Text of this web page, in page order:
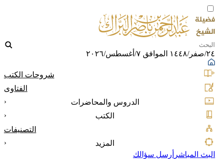
٢٤/صفر/١٤٤٨ الموافق ٧/أغسطس/٢٠٢٦
شروحات الكتب
الفتاوى
الدروس والمحاضرات
‹
الكتب
‹
التصنيفات
المزيد
‹
البث المباشر أرسل سؤالك